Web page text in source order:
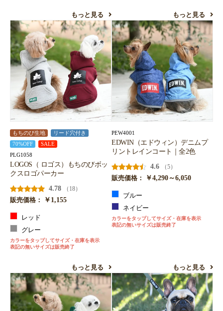
もっと見る もっと見る
もちのび生地
リード穴付き
70%OFF
SALE
PLG1058
LOGOS（ ロゴス）もちのびボッ
クスロゴパーカー
4.78
（18）
販売価格：
￥1,155
レッド
グレー
カラーをタップしてサイズ・在庫を表示
表記の無いサイズは販売終了
もっと見る
PEW4001
EDWIN（エドウィン）デニムプ
リントレインコート｜全2色
4.6
（5）
販売価格：
￥4,290～6,050
ブルー
ネイビー
カラーをタップしてサイズ・在庫を表示
表記の無いサイズは販売終了
もっと見る